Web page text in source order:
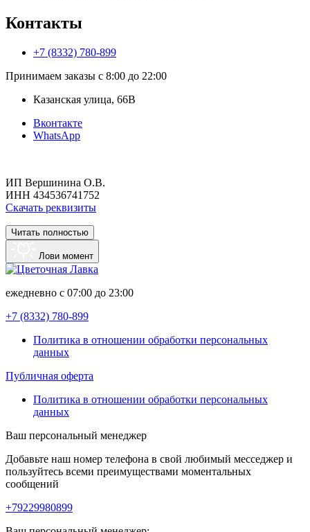
Контакты
+7 (8332) 780-899
Принимаем заказы с 8:00 до 22:00
Казанская улица, 66В
Вконтакте
WhatsApp
ИП Вершинина О.В.
ИНН 434536741752
Скачать реквизиты
Читать полностью
Лови момент
ежедневно с 07:00 до 23:00
+7 (8332) 780-899
Политика в отношении обработки персональных
данных
Публичная оферта
Политика в отношении обработки персональных
данных
Ваш персональный менеджер
Добавьте наш номер телефона в свой любимый месседжер и
пользуйтесь всеми преимуществами моментальных
сообщений
+79229980899